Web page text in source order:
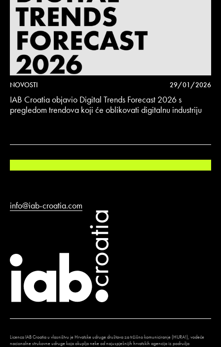
NOVOSTI 29/01/2026
IAB Croatia objavio Digital Trends Forecast 2026 s
pregledom trendova koji će oblikovati digitalnu industriju
info@iab-croatia.com
Licenca IAB Croatia u vlasništvu je Hrvatske udruge društava za tržišno komuniciranje (HURA!), vodeće
nacionalne strukovne udruge koja okuplja neke od najuspješnijih hrvatskih agencija iz područja